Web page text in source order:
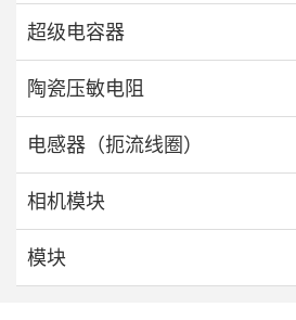
超级电容器
陶瓷压敏电阻
电感器（扼流线圈）
相机模块
模块